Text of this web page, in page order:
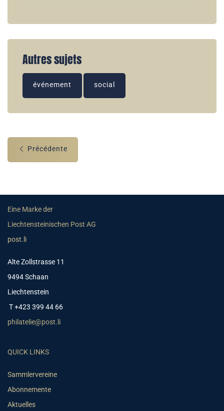
Autres sujets
événement social
Précédente
Eine Marke der
Liechtensteinischen Post AG
post.li
Alte Zollstrasse 11
9494 Schaan
Liechtenstein
T +423 399 44 66
philatelie@post.li
QUICK LINKS
Sammlervereine
Abonnemente
Aktuelles